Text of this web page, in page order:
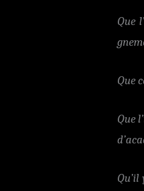
Que
Que
Que